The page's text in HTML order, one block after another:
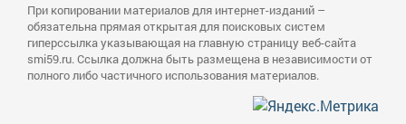
При копировании материалов для интернет-изданий –
обязательна прямая открытая для поисковых систем
гиперссылка указывающая на главную страницу веб-сайта
smi59.ru. Ссылка должна быть размещена в независимости от
полного либо частичного использования материалов.